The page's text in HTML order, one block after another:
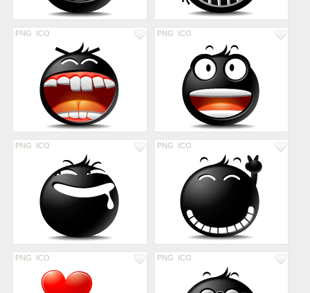
PNG ICO PNG ICO
PNG ICO PNG ICO
PNG ICO PNG ICO